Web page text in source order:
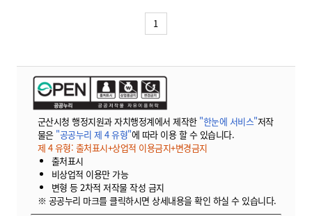
1
군산시청 행정지원과 자치행정계에서 제작한 "한눈에 서비스"저작
물은 "공공누리 제 4 유형"에 따라 이용 할 수 있습니다.
제 4 유형: 출처표시+상업적 이용금지+변경금지
출처표시
비상업적 이용만 가능
변형 등 2차적 저작물 작성 금지
※ 공공누리 마크를 클릭하시면 상세내용을 확인 하실 수 있습니다.